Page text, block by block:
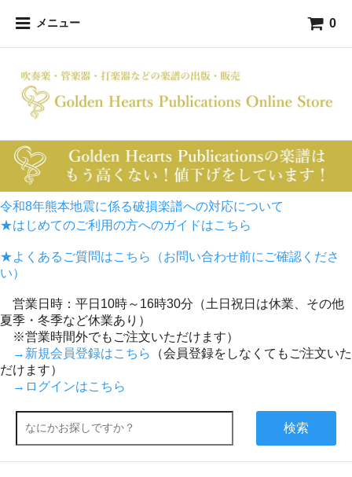
メニュー 0
令和8年熊本地震に係る破損楽譜への対応について
★はじめてのご利用の方へのガイドはこちら
★よくあるご質問はこちら（お問い合わせ前にご確認くださ
い）
営業日時：平日10時～16時30分（土日祝日は休業、その他
夏季・冬季など休業あり）
※営業時間外でもご注文いただけます）
→新規会員登録はこちら
（会員登録をしなくてもご注文いた
だけます）
→ログインはこちら
検索